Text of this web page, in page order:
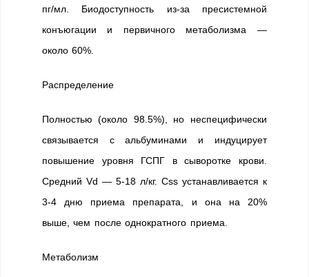
пг/мл. Биодоступность из-за пресистемной
конъюгации и первичного метаболизма —
около 60%.
Распределение
Полностью (около 98.5%), но неспецифически
связывается с альбуминами и индуцирует
повышение уровня ГСПГ в сыворотке крови.
Средний Vd — 5-18 л/кг. Css устанавливается к
3-4 дню приема препарата, и она на 20%
выше, чем после однократного приема.
Метаболизм